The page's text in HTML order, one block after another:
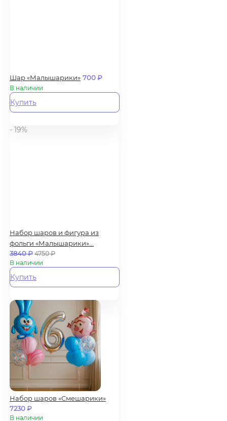
Шар «Малышарики» 700₽
В наличии
Купить
- 19%
Набор шаров и фигура из
фольги «Малышарики»...
3840₽ 4750₽
В наличии
Купить
Набор шаров «Смешарики»
7230₽
В наличии